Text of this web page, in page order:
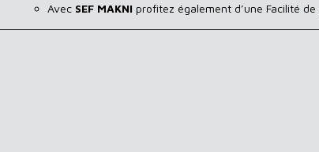
Avec SEF MAKNI profitez également d’une Facilité